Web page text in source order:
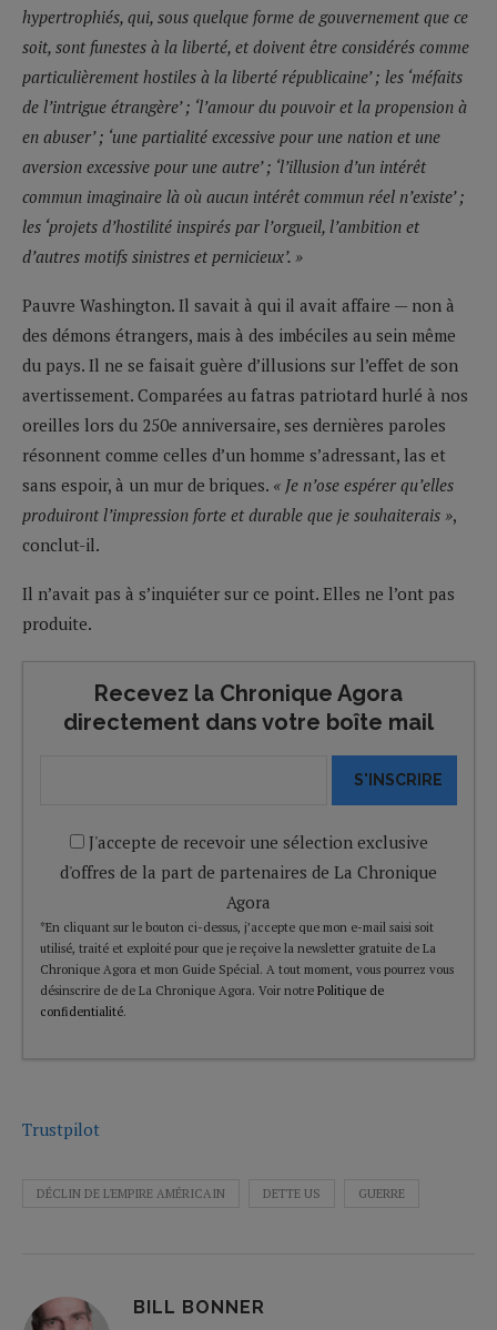
hypertrophiés, qui, sous quelque forme de gouvernement que ce
soit, sont funestes à la liberté, et doivent être considérés comme
particulièrement hostiles à la liberté républicaine’ ; les ‘méfaits
de l’intrigue étrangère’ ; ‘l’amour du pouvoir et la propension à
en abuser’ ; ‘une partialité excessive pour une nation et une
aversion excessive pour une autre’ ; ‘l’illusion d’un intérêt
commun imaginaire là où aucun intérêt commun réel n’existe’ ;
les ‘projets d’hostilité inspirés par l’orgueil, l’ambition et
d’autres motifs sinistres et pernicieux’. »
Pauvre Washington. Il savait à qui il avait affaire — non à
des démons étrangers, mais à des imbéciles au sein même
du pays. Il ne se faisait guère d’illusions sur l’effet de son
avertissement. Comparées au fatras patriotard hurlé à nos
oreilles lors du 250e anniversaire, ses dernières paroles
résonnent comme celles d’un homme s’adressant, las et
sans espoir, à un mur de briques. « Je n’ose espérer qu’elles
produiront l’impression forte et durable que je souhaiterais »,
conclut-il.
Il n’avait pas à s’inquiéter sur ce point. Elles ne l’ont pas
produite.
Recevez la Chronique Agora
directement dans votre boîte mail
S'INSCRIRE
J'accepte de recevoir une sélection exclusive
d'offres de la part de partenaires de La Chronique
Agora
*En cliquant sur le bouton ci-dessus, j’accepte que mon e-mail saisi soit
utilisé, traité et exploité pour que je reçoive la newsletter gratuite de La
Chronique Agora et mon Guide Spécial. A tout moment, vous pourrez vous
désinscrire de de La Chronique Agora. Voir notre Politique de
confidentialité.
Trustpilot
DÉCLIN DE L'EMPIRE AMÉRICAIN DETTE US GUERRE
BILL BONNER